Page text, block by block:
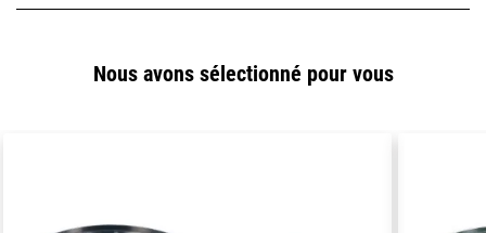
Nous avons sélectionné pour vous